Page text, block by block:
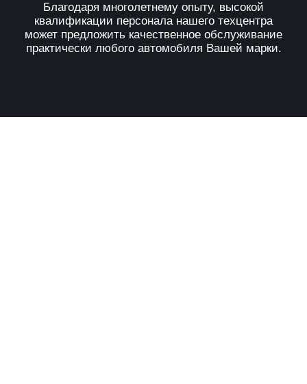
Благодаря многолетнему опыту, высокой
квалификации персонала нашего техцентра
может предложить качественное обслуживание
практически любого автомобиля Вашей марки.